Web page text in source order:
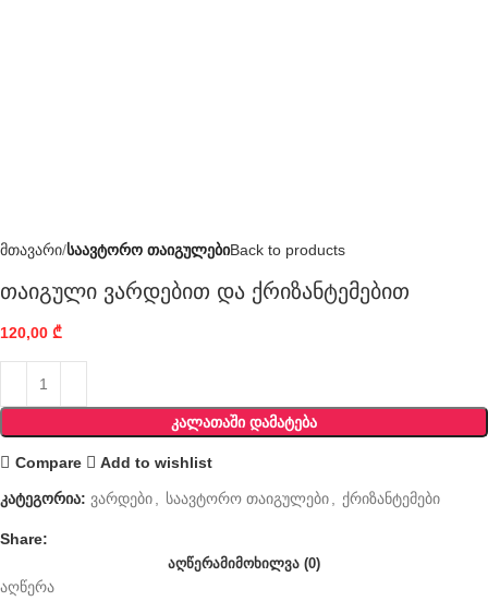
მთავარი საავტორო თაიგულებიBack to products
თაიგული ვარდებით და ქრიზანტემებით
120,00 ₾
ᲙᲐᲚᲐᲗᲐᲨᲘ ᲓᲐᲛᲐᲢᲔᲑᲐ
Compare Add to wishlist
კატეგორია: ვარდები, საავტორო თაიგულები, ქრიზანტემები
Share:
ᲐᲦᲬᲔᲠᲐᲛᲘᲛᲝᲮᲘᲚᲕᲐ (0)
აღწერა